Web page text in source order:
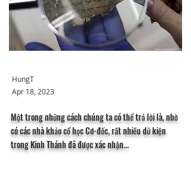
HungT
Apr 18, 2023
Một trong những cách chúng ta có thể trả lời là, nhờ
có các nhà khảo cổ học Cơ-đốc, rất nhiều dữ kiện
trong Kinh Thánh đã được xác nhận...